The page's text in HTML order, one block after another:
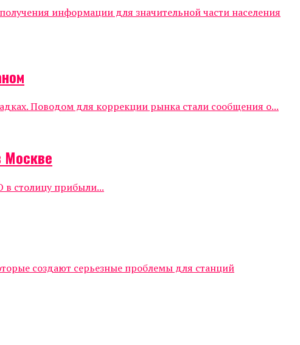
информации для значительной части населения
Поводом для коррекции рынка стали сообщения о...
Москве
в столицу прибыли...
создают серьезные проблемы для станций